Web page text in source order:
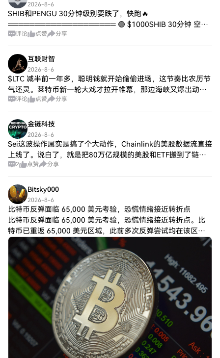
2026-8-6
SHIB和PENGU 30分钟级别要跌了，快跑🔥
════════════════════ 🟢 $1000SHIB 30分钟 空头
信号 ⚠️技术面：ADX显示39，趋势很强。MACD零下死叉，空
评论 点赞 分享
互联财智
2026-8-6
$LTC 减半前一年多，聪明钱就开始偷偷进场，这节奏比农历节
气还灵。莱特币新一轮大戏才拉开帷幕，那边海峡又爆出动静
😉 早蹲好的正乐呢，等消息满天飞谁还记得你？🤫
评论 点赞 分享
金链科技
2026-8-6
Sei这波操作属实是搞了个大动作，Chainlink的美股数据流直接
上线了。说白了，就是把80万亿规模的美股和ETF搬到了链
上，连盘前盘后数据都有。这等于把传统金融的活水直接引到
2 点赞 分享
Bitsky000
2026-8-6
比特币反弹面临 65,000 美元考验，恐慌情绪接近转折点
比特币反弹面临 65,000 美元考验，恐慌情绪接近转折点。比
特币已重返 65,000 美元区域，此前多次反弹尝试均在该区域
受阻。 如果价格回落，则 63,200 美元至 63,800 美元的支撑
区域